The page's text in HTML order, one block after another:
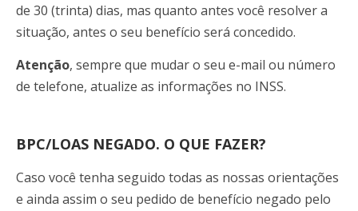
de 30 (trinta) dias, mas quanto antes você resolver a
situação, antes o seu benefício será concedido.
Atenção, sempre que mudar o seu e-mail ou número
de telefone, atualize as informações no INSS.
BPC/LOAS NEGADO. O QUE FAZER?
Caso você tenha seguido todas as nossas orientações
e ainda assim o seu pedido de benefício negado pelo